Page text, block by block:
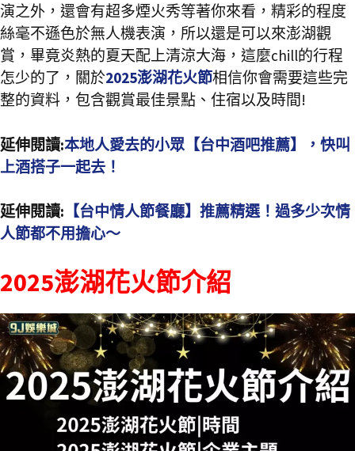
演之外，還會有超多煙火秀等著你來看，精彩的程度
絲毫不遜色於無人機表演，所以還是可以來澎湖觀
賞，畢竟炎熱的夏天配上清涼大海，這麼chill的行程
怎少的了，關於2025澎湖花火節相信你會需要這些完
整的資料，包含觀賞最佳景點、住宿以及時間!
延伸閱讀:本地人愛去的小眾【台中酒吧推薦】，快叫
上酒搭子一起去！
延伸閱讀: 【台中情人節餐廳】推薦精選！過多少次情
人節都不用擔心～
2025澎湖花火節介紹